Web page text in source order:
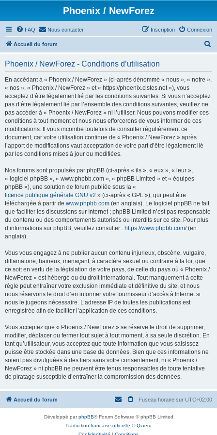
Phoenix / NewForez
FAQ Nous contacter Connexion
Inscription
Accueil du forum
Phoenix / NewForez - Conditions d’utilisation
En accédant à « Phoenix / NewForez » (ci-après dénommé « nous », « notre »,
« nos », « Phoenix / NewForez » et « https://phoenix.cistes.net »), vous
acceptez d’être légalement lié par les conditions suivantes. Si vous n’acceptez
pas d’être légalement lié par l’ensemble des conditions suivantes, veuillez ne
pas accéder à « Phoenix / NewForez » ni l’utiliser. Nous pouvons modifier ces
conditions à tout moment et nous nous efforcerons de vous informer de ces
modifications. Il vous incombe toutefois de consulter régulièrement ce
document, car votre utilisation continue de « Phoenix / NewForez » après
l’apport de modifications vaut acceptation de votre part d’être légalement lié
par les conditions mises à jour ou modifiées.
Nos forums sont propulsés par phpBB (ci-après « ils », « eux », « leur »,
« logiciel phpBB », « www.phpbb.com », « phpBB Limited » et « équipes
phpBB »), une solution de forum publiée sous la «
licence publique générale GNU v2 » (ci-après « GPL »), qui peut être
téléchargée à partir de www.phpbb.com (en anglais). Le logiciel phpBB ne fait
que faciliter les discussions sur Internet ; phpBB Limited n’est pas responsable
du contenu ou des comportements autorisés ou interdits sur ce site. Pour plus
d’informations sur phpBB, veuillez consulter : https://www.phpbb.com/(en
anglais).
Vous vous engagez à ne publier aucun contenu injurieux, obscène, vulgaire,
diffamatoire, haineux, menaçant, à caractère sexuel ou contraire à la loi, que
ce soit en vertu de la législation de votre pays, de celle du pays où « Phoenix /
NewForez » est hébergé ou du droit international. Tout manquement à cette
règle peut entraîner votre exclusion immédiate et définitive du site, et nous
nous réservons le droit d’en informer votre fournisseur d’accès à Internet si
nous le jugeons nécessaire. L’adresse IP de toutes les publications est
enregistrée afin de faciliter l’application de ces conditions.
Vous acceptez que « Phoenix / NewForez » se réserve le droit de supprimer,
modifier, déplacer ou fermer tout sujet à tout moment, à sa seule discrétion. En
tant qu’utilisateur, vous acceptez que toute information que vous saisissez
puisse être stockée dans une base de données. Bien que ces informations ne
soient pas divulguées à des tiers sans votre consentement, ni « Phoenix /
NewForez » ni phpBB ne peuvent être tenus responsables de toute tentative
de piratage susceptible d’entraîner la compromission des données.
Accueil du forum Fuseau horaire sur UTC+02:00
Développé parphpBB® Forum Software © phpBB Limited
Traduction française officielle ©Qiaeru